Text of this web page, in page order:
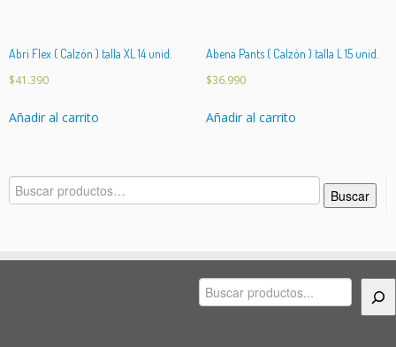
Abri Flex ( Calzón ) talla XL 14 unid.
$41.390
Añadir al carrito
Abena Pants ( Calzón ) talla L 15 unid.
$36.990
Añadir al carrito
Buscar
por:
Buscar
Buscar